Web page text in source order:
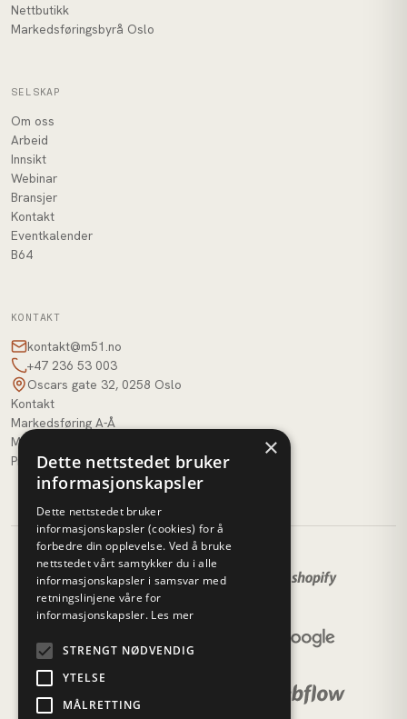
Nettbutikk
Markedsføringsbyrå Oslo
SELSKAP
Om oss
Arbeid
Innsikt
Webinar
Bransjer
Kontakt
Eventkalender
B64
KONTAKT
kontakt@m51.no
+47 236 53 003
Oscars gate 32, 0258 Oslo
Kontakt
Markedsføring A-Å
M51 AI
Profilbank
×
Dette nettstedet bruker
informasjonskapsler
Dette nettstedet bruker
informasjonskapsler (cookies) for å
forbedre din opplevelse. Ved å bruke
nettstedet vårt samtykker du i alle
informasjonskapsler i samsvar med
retningslinjene våre for
informasjonskapsler. Les mer
STRENGT NØDVENDIG
YTELSE
MÅLRETTING